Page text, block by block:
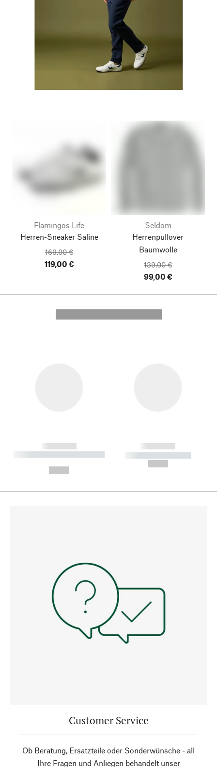
Flamingos Life
Herren-Sneaker Saline
169,00 €
119,00 €
Seldom
Herrenpullover
Baumwolle
139,00 €
99,00 €
------------
----------- ----------- --------
------------
----------- -----------
Customer Service
Ob Beratung, Ersatzteile oder Sonderwünsche - all
Ihre Fragen und Anliegen behandelt unser